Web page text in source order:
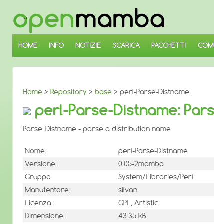
SALTA
AL
CONTENUTO
PRINCIPALE
HOME INFO NOTIZIE SCARICA PACCHETTI
Home > Repository > base > perl-Parse-Distname
perl-Parse-Distname:
Parse::Distname - parse a distribution name.
Nome:
perl-Parse-Distname
Versione:
0.05-2mamba
Gruppo:
System/Libraries/Perl
Manutentore:
silvan
Licenza:
GPL, Artistic
Dimensione:
43.35 kB